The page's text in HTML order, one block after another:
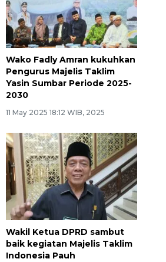
Wako Fadly Amran kukuhkan
Pengurus Majelis Taklim
Yasin Sumbar Periode 2025-
2030
11 May 2025 18:12 WIB, 2025
Wakil Ketua DPRD sambut
baik kegiatan Majelis Taklim
Indonesia Pauh